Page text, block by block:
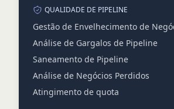
QUALIDADE DE PIPELINE
Gestão de Envelhecimento de
Análise de Gargalos de Pipeline
Saneamento de Pipeline
Análise de Negócios Perdidos
Atingimento de quota